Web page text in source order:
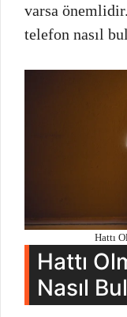
varsa
telefon nasıl
Hattı
Hattı
Nasıl